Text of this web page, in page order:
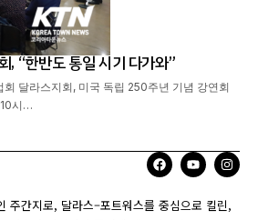
, “한반도 통일 시기 다가와”
달라스지회, 미국 독립 250주년 기념 강연회
10시…
주간지로, 달라스–포트워스를 중심으로 킬린,